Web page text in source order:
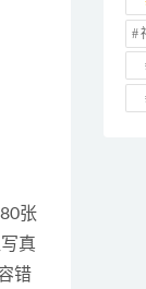
张
真
错